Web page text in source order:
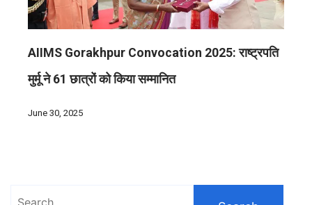
AIIMS Gorakhpur Convocation 2025: राष्ट्रपति
मुर्मू ने 61 छात्रों को किया सम्मानित
June 30, 2025
Search